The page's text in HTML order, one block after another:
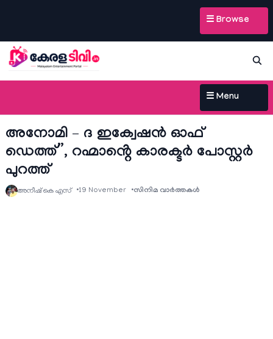
☰ Browse
☰ Menu
അനോമി – ദ ഇക്വേഷൻ ഓഫ്
ഡെത്ത്”, റഹ്മാൻ്റെ കാരക്ടർ പോസ്റ്റർ
പുറത്ത്
അനീഷ്‌ കെ എസ് 19 November സിനിമ വാര്‍ത്തകള്‍